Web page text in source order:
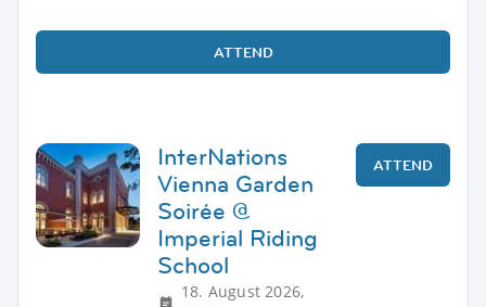
ATTEND
InterNations
Vienna Garden
Soirée @
Imperial Riding
School
18. August 2026,
ATTEND